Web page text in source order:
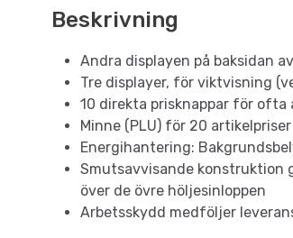
Beskrivning
Andra displayen på baksidan
Tre displayer, för viktvisning
10 direkta prisknappar för ofta
Minne (PLU) för 20 artikelpriser
Energihantering:
Smutsavvisande konstruktion
över de övre höljesinloppen
Arbetsskydd medföljer